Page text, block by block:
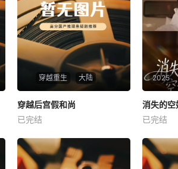
穿越重生 大陆
穿越后宫假和尚
未知
穿越后宫假和尚
已完结
2025
消失
未知
消失的空
已完结